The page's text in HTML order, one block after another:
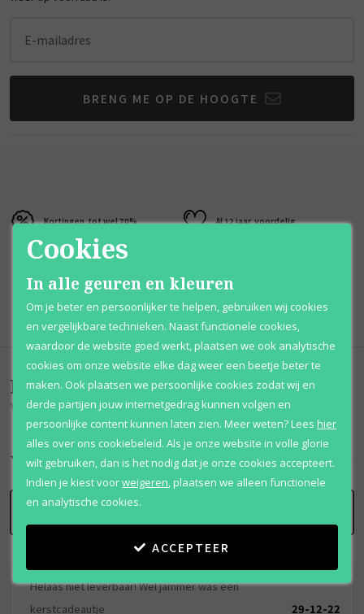
E-mailadres
BRENG ME OP DE HOOGTE
Kortingen tot wel 70% Al 12 jaar voordelig
100% originele parfums
Keurmerk
Beoordelingen (2)
Very Irresistible L'eau En Rose
7/10
Helaas niet leverbaar! Wel jammer was een
kerstcadeautje
29-12-22
Cookies
In alle geuren en kleuren
Om je beter en persoonlijker te helpen, gebruiken wij cookies
en vergelijkbare technieken. Naast functionele cookies,
waardoor de website goed werkt, plaatsen we ook analytische
cookies om onze website elke dag weer een beetje beter te
maken. Ook plaatsen we persoonlijke cookies zodat wij en
derde partijen jouw internetgedrag kunnen volgen en
persoonlijke content kunnen laten zien. Meer weten?Lees hier
alles over ons cookiebeleid. Als je onze website in volle glorie
wilt gebruiken, dan is het nodig dat je onze cookies accepteert.
Indien je kiest voorweigeren plaatsen we alleen functionele
en analytische cookies.
ACCEPTEER